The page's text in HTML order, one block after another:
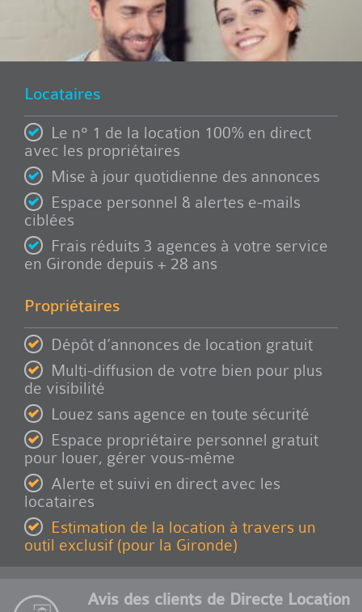
Locataires
Le n° 1 de la location 100% en direct
avec les propriétaires
Mise à jour quotidienne des annonces
Espace personnel & alertes e-mails
ciblées
Frais réduits 3 agences à votre service
en Gironde depuis + 28 ans
Propriétaires
Dépôt d’annonces de location gratuit
Multi-diffusion de votre bien pour plus
de visibilité
Louez sans agence en toute sécurité
Espace propriétaire personnel gratuit
pour louer, gérer vous-même
Alerte et suivi en direct avec les
locataires
Estimation de la location à travers un
outil exclusif (pour la Gironde)
Avis des clients de Directe Location